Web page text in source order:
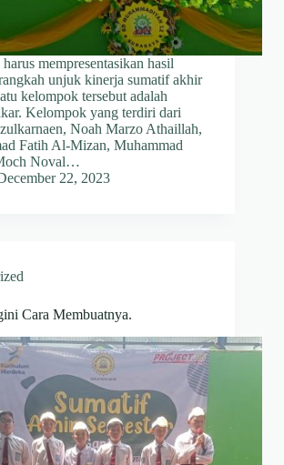
mempresentasikan hasil
unjuk kinerja sumatif akhir
kelompok tersebut adalah
Kelompok yang terdiri dari
Noah Marzo Athaillah,
Fatih Al-Mizan, Muhammad
Noval…
22, 2023
Cara Membuatnya.